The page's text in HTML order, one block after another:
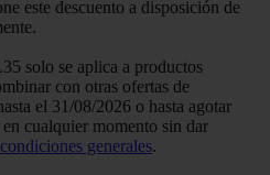
este descuento a disposición de
solo se aplica a productos
con otras ofertas de
el 31/08/2026 o hasta agotar
cualquier momento sin dar
generales.